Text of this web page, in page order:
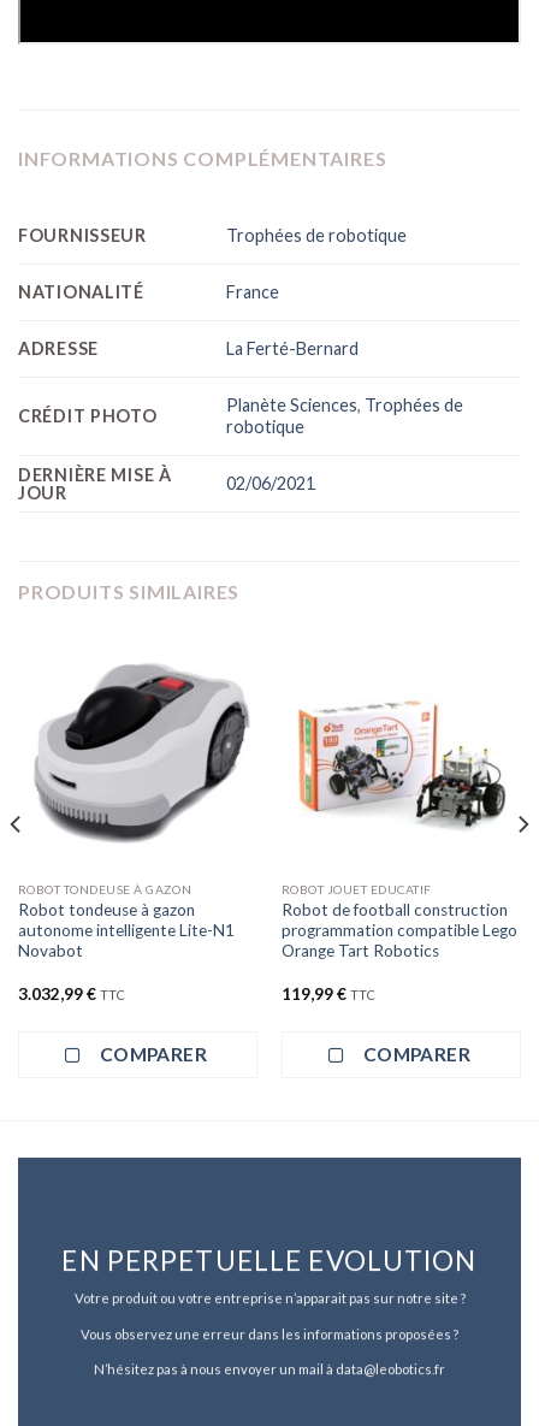
INFORMATIONS COMPLÉMENTAIRES
FOURNISSEUR Trophées de robotique
NATIONALITÉ France
ADRESSE La Ferté-Bernard
CRÉDIT PHOTO
Planète Sciences, Trophées de
robotique
DERNIÈRE MISE À
JOUR
02/06/2021
PRODUITS SIMILAIRES
ROBOT TONDEUSE À GAZON
Robot tondeuse à gazon
autonome intelligente Lite-N1
Novabot
3.032,99€ TTC
COMPARER
ROBOT JOUET EDUCATIF
Robot de football construction
programmation compatible Lego
Orange Tart Robotics
119,99€ TTC
COMPARER
EN PERPETUELLE EVOLUTION
Votre produit ou votre entreprise n’apparait pas sur notre site ?
Vous observez une erreur dans les informations proposées ?
N’hésitez pas à nous envoyer un mail à data@leobotics.fr